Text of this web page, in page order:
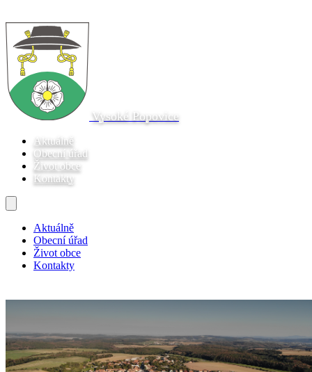
Vysoké Popovice
Aktuálně
Obecní úřad
Život obce
Kontakty
Aktuálně
Obecní úřad
Život obce
Kontakty